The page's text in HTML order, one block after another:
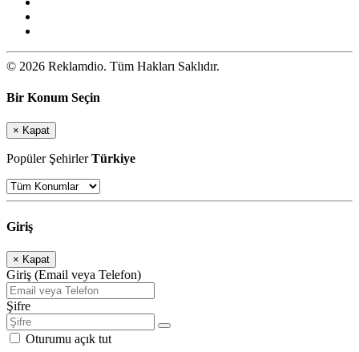
© 2026 Reklamdio. Tüm Hakları Saklıdır.
Bir Konum Seçin
× Kapat
Popüler ŞehirlerTürkiye
Giriş
× Kapat
Giriş (Email veya Telefon)
Şifre
Oturumu açık tut